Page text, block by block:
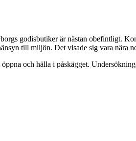
godisbutiker är nästan obefintligt.
till miljön. Det visade sig vara nära
och hälla i påskägget.